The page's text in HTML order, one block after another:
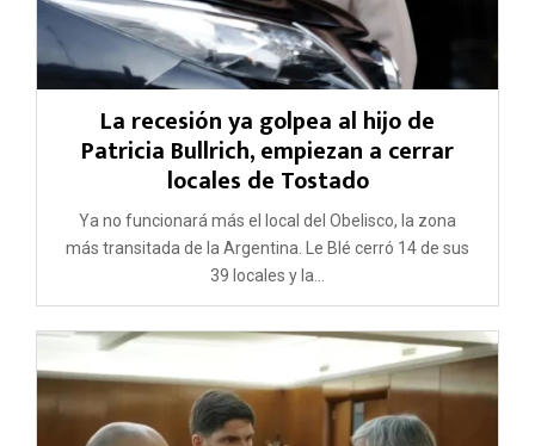
La recesión ya golpea al hijo de
Patricia Bullrich, empiezan a cerrar
locales de Tostado
Ya no funcionará más el local del Obelisco, la zona
más transitada de la Argentina. Le Blé cerró 14 de sus
39 locales y la...